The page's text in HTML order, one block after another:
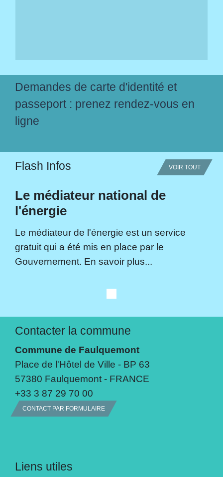
Demandes de carte d'identité et
passeport : prenez rendez-vous en
ligne
Flash Infos VOIR TOUT
Le médiateur national de
l'énergie
Le médiateur de l'énergie est un service
gratuit qui a été mis en place par le
Gouvernement. En savoir plus...
Contacter la commune
Commune de Faulquemont
Place de l'Hôtel de Ville - BP 63
57380 Faulquemont - FRANCE
+33 3 87 29 70 00
CONTACT PAR FORMULAIRE
Liens utiles